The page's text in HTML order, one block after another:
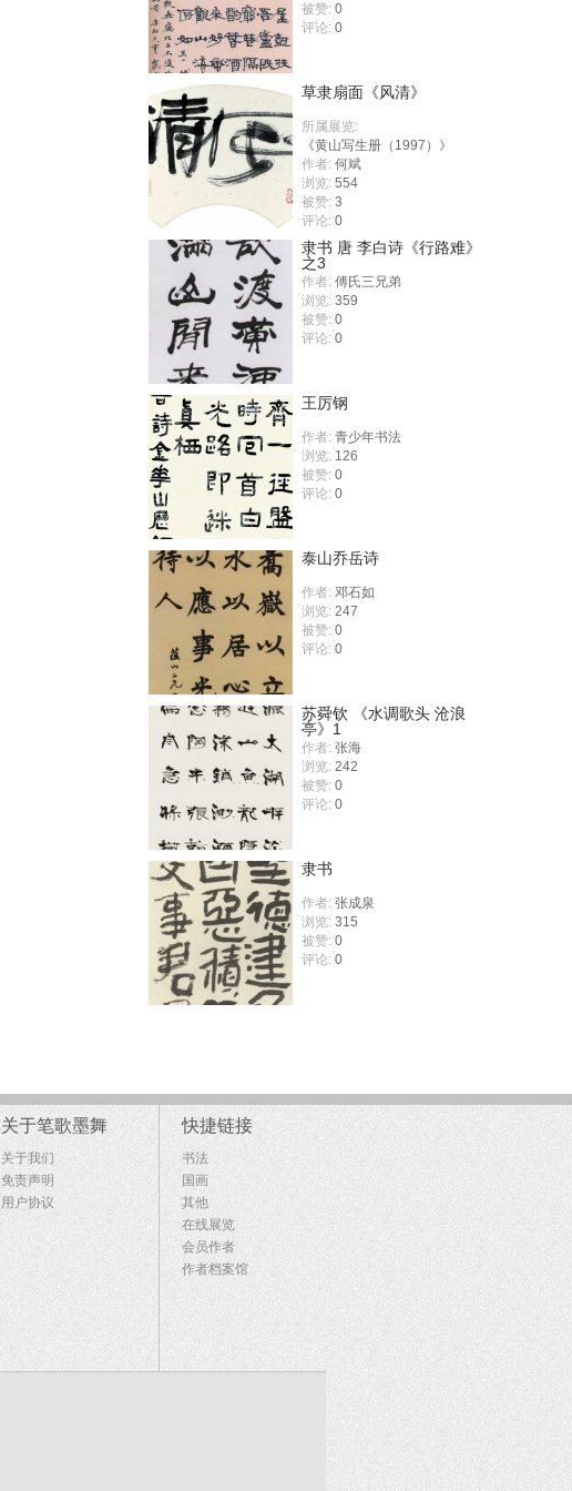
被赞: 0
评论: 0
草隶扇面《风清》
所属展览:
《黄山写生册（1997）》
作者: 何斌
浏览: 554
被赞: 3
评论: 0
隶书 唐 李白诗《行路难》
之3
作者: 傅氏三兄弟
浏览: 359
被赞: 0
评论: 0
王厉钢
作者: 青少年书法
浏览: 126
被赞: 0
评论: 0
泰山乔岳诗
作者: 邓石如
浏览: 247
被赞: 0
评论: 0
苏舜钦 《水调歌头 沧浪
亭》1
作者: 张海
浏览: 242
被赞: 0
评论: 0
隶书
作者: 张成泉
浏览: 315
被赞: 0
评论: 0
关于笔歌墨舞
关于我们
免责声明
用户协议
快捷链接
书法
国画
其他
在线展览
会员作者
作者档案馆